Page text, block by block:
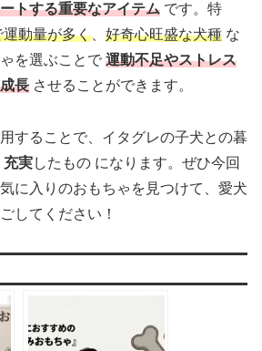
トする重要なアイテム です。特
運動量が多く 好奇心旺盛な犬種 な
を選ぶことで 運動不足やストレス
長 させることができます。
することで、イタグレの子犬との暮
充実したもの になります。ぜひ今回
に入りのおもちゃを見つけて、愛犬
してください！